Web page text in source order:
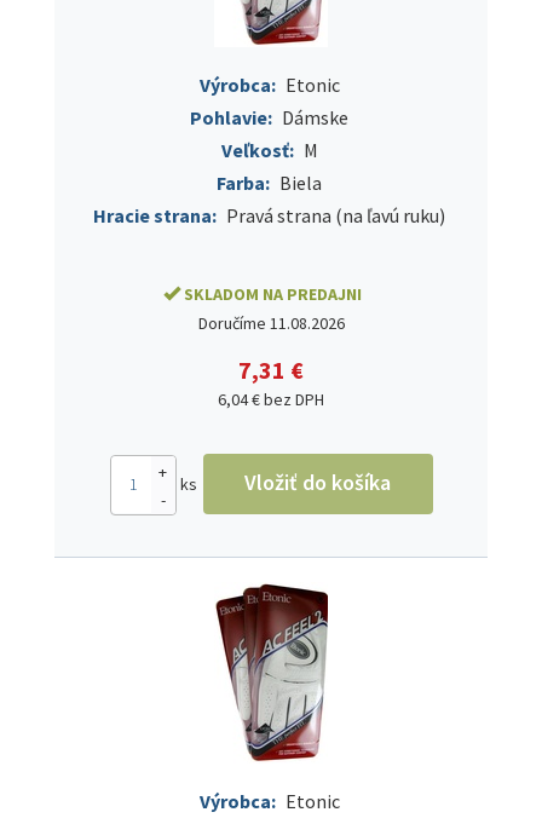
Výrobca: Etonic
Pohlavie: Dámske
Veľkosť: M
Farba: Biela
Hracie strana: Pravá strana (na ľavú ruku)
SKLADOM NA PREDAJNI
Doručíme 11.08.2026
7,31 €
6,04 € bez DPH
-
+
ks Vložiť do košíka
Výrobca: Etonic